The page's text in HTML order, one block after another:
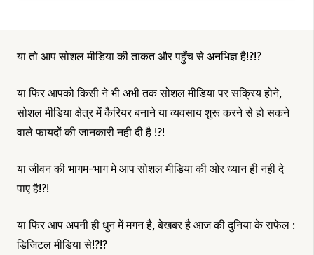
या तो आप सोशल मीडिया की ताकत और पहुँच से अनभिज्ञ है!?!?
या फिर आपको किसी ने भी अभी तक सोशल मीडिया पर सक्रिय होने,
सोशल मीडिया क्षेत्र में कैरियर बनाने या व्यवसाय शुरू करने से हो सकने
वाले फायदों की जानकारी नही दी है !?!
या जीवन की भागम-भाग मे आप सोशल मीडिया की ओर ध्यान ही नही दे
पाए है!?!
या फिर आप अपनी ही धुन में मगन है, बेखबर है आज की दुनिया के राफेल :
डिजिटल मीडिया से!?!?